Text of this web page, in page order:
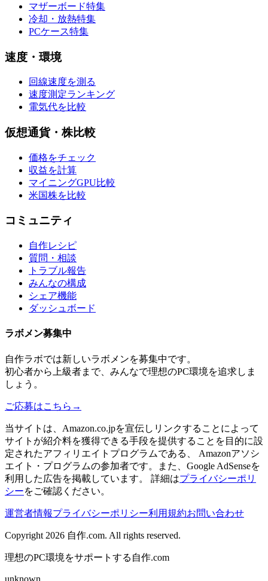
マザーボード特集
冷却・放熱特集
PCケース特集
速度・環境
回線速度を測る
速度測定ランキング
電気代を比較
仮想通貨・株比較
価格をチェック
収益を計算
マイニングGPU比較
米国株を比較
コミュニティ
自作レシピ
質問・相談
トラブル報告
みんなの構成
シェア機能
ダッシュボード
ラボメン募集中
自作ラボでは新しいラボメンを募集中です。
初心者から上級者まで、みんなで理想のPC環境を追求しま
しょう。
ご応募はこちら →
当サイトは、Amazon.co.jpを宣伝しリンクすることによって
サイトが紹介料を獲得できる手段を提供することを目的に設
定されたアフィリエイトプログラムである、 Amazonアソシ
エイト・プログラムの参加者です。また、Google AdSenseを
利用した広告を掲載しています。 詳細はプライバシーポリ
シーをご確認ください。
運営者情報プライバシーポリシー利用規約お問い合わせ
Copyright 2026 自作.com. All rights reserved.
理想のPC環境をサポートする自作.com
unknown